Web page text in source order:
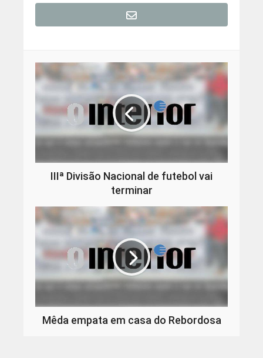
IIIª Divisão Nacional de futebol vai
terminar
Mêda empata em casa do Rebordosa